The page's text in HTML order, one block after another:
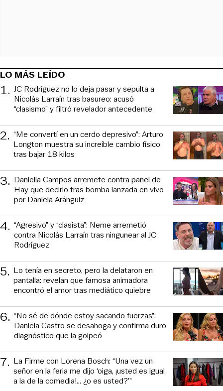
LO MÁS LEÍDO
1. JC Rodríguez no lo deja pasar y sepulta a
Nicolás Larraín tras basureo: acusó
“clasismo” y filtró revelador antecedente
2. “Me convertí en un cerdo depresivo”: Arturo
Longton muestra su increíble cambio físico
tras bajar 18 kilos
3. Daniella Campos arremete contra panel de
Hay que decirlo tras bomba lanzada en vivo
por Daniela Aránguiz
4. “Agresivo” y “clasista”: Neme arremetió
contra Nicolás Larraín tras ningunear al JC
Rodríguez
5. Lo tenía en secreto, pero la delataron en
pantalla: revelan que famosa animadora
encontró el amor tras mediático quiebre
6. “No sé de dónde estoy sacando fuerzas”:
Daniela Castro se desahoga y confirma duro
diagnóstico que la golpeó
7. La Firme con Lorena Bosch: “Una vez un
señor en la feria me dijo ‘oiga, ¡usted es igual
a la de la comedia!... ¿o es usted?’”